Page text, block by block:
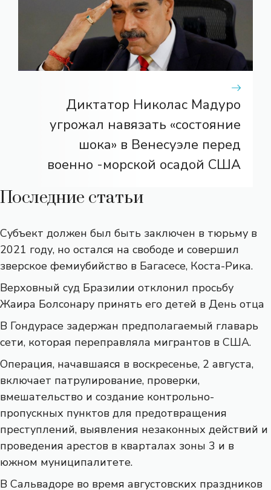
Диктатор Николас Мадуро
угрожал навязать «состояние
шока» в Венесуэле перед
военно -морской осадой США
Последние статьи
Субъект должен был быть заключен в тюрьму в
2021 году, но остался на свободе и совершил
зверское фемиубийство в Багасесе, Коста-Рика.
Верховный суд Бразилии отклонил просьбу
Жаира Болсонару принять его детей в День отца
В Гондурасе задержан предполагаемый главарь
сети, которая переправляла мигрантов в США.
Операция, начавшаяся в воскресенье, 2 августа,
включает патрулирование, проверки,
вмешательство и создание контрольно-
пропускных пунктов для предотвращения
преступлений, выявления незаконных действий и
проведения арестов в кварталах зоны 3 и в
южном муниципалитете.
В Сальвадоре во время августовских праздников